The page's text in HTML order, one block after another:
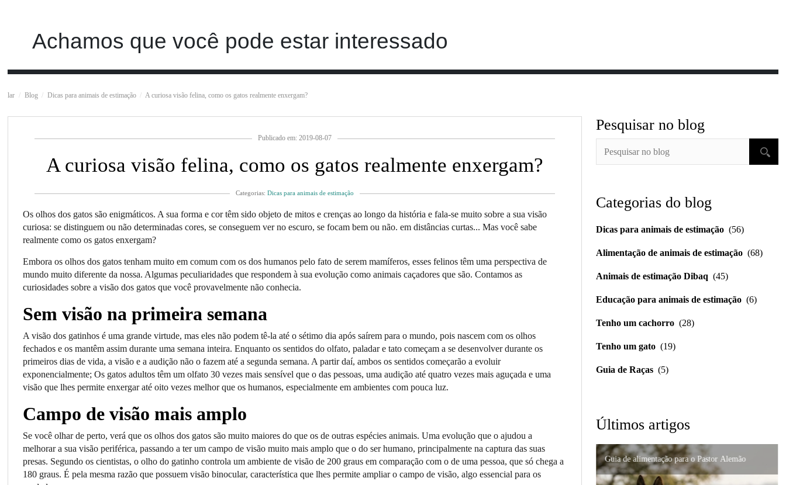
Achamos que você pode estar interessado
lar Blog Dicas para animais de estimação A curiosa visão felina, como os gatos realmente enxergam?
Publicado em: 2019-08-07
A curiosa visão felina, como os gatos realmente enxergam?
Categorias:Dicas para animais de estimação
Os olhos dos gatos são enigmáticos. A sua forma e cor têm sido objeto de mitos e crenças ao longo da história e fala-se muito sobre a sua visão
curiosa: se distinguem ou não determinadas cores, se conseguem ver no escuro, se focam bem ou não. em distâncias curtas... Mas você sabe
realmente como os gatos enxergam?
Embora os olhos dos gatos tenham muito em comum com os dos humanos pelo fato de serem mamíferos, esses felinos têm uma perspectiva de
mundo muito diferente da nossa. Algumas peculiaridades que respondem à sua evolução como animais caçadores que são. Contamos as
curiosidades sobre a visão dos gatos que você provavelmente não conhecia.
Sem visão na primeira semana
A visão dos gatinhos é uma grande virtude, mas eles não podem tê-la até o sétimo dia após saírem para o mundo, pois nascem com os olhos
fechados e os mantêm assim durante uma semana inteira. Enquanto os sentidos do olfato, paladar e tato começam a se desenvolver durante os
primeiros dias de vida, a visão e a audição não o fazem até a segunda semana. A partir daí, ambos os sentidos começarão a evoluir
exponencialmente; Os gatos adultos têm um olfato 30 vezes mais sensível que o das pessoas, uma audição até quatro vezes mais aguçada e uma
visão que lhes permite enxergar até oito vezes melhor que os humanos, especialmente em ambientes com pouca luz.
Campo de visão mais amplo
Se você olhar de perto, verá que os olhos dos gatos são muito maiores do que os de outras espécies animais. Uma evolução que o ajudou a
melhorar a sua visão periférica, passando a ter um campo de visão muito mais amplo que o do ser humano, principalmente na captura das suas
presas. Segundo os cientistas, o olho do gatinho controla um ambiente de visão de 200 graus em comparação com o de uma pessoa, que só chega a
180 graus. É pela mesma razão que possuem visão binocular, característica que lhes permite ampliar o campo de visão, algo essencial para os
Pesquisar no blog
Categorias do blog
Dicas para animais de estimação (56)
Alimentação de animais de estimação (68)
Animais de estimação Dibaq (45)
Educação para animais de estimação (6)
Tenho um cachorro (28)
Tenho um gato (19)
Guia de Raças (5)
Últimos artigos
Nutrição de alta qualidade para gatos persas:
Guia de alimentação para o Pastor Alemão Importância da formulação precisa em distúrbios
digestivos
Suporte urinário e renal em gatos: um guia